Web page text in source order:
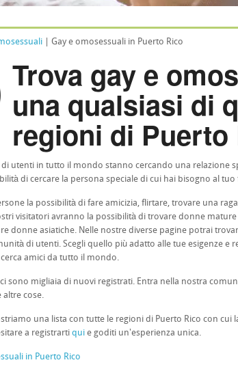
| Gay e omosessuali in Puerto Rico
Trova gay e
una qualsiasi di
regioni di Puerto
di utenti in tutto il mondo stanno cercando una relazione
di cercare la persona speciale di cui hai bisogno al tuo
la possibilità di fare amicizia, flirtare, trovare una
visitatori avranno la possibilità di trovare donne
donne asiatiche. Nelle nostre diverse pagine potrai
di utenti. Scegli quello più adatto alle tue esigenze e
amici da tutto il mondo.
sono migliaia di nuovi registrati. Entra nella nostra
altre cose.
una lista con tutte le regioni di Puerto Rico con
a registrarti qui e goditi un'esperienza unica.
in Puerto Rico